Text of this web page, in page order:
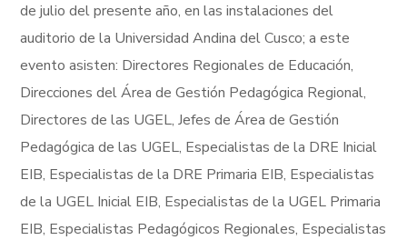
de julio del presente año, en las instalaciones del
auditorio de la Universidad Andina del Cusco; a este
evento asisten: Directores Regionales de Educación,
Direcciones del Área de Gestión Pedagógica Regional,
Directores de las UGEL, Jefes de Área de Gestión
Pedagógica de las UGEL, Especialistas de la DRE Inicial
EIB, Especialistas de la DRE Primaria EIB, Especialistas
de la UGEL Inicial EIB, Especialistas de la UGEL Primaria
EIB, Especialistas Pedagógicos Regionales, Especialistas